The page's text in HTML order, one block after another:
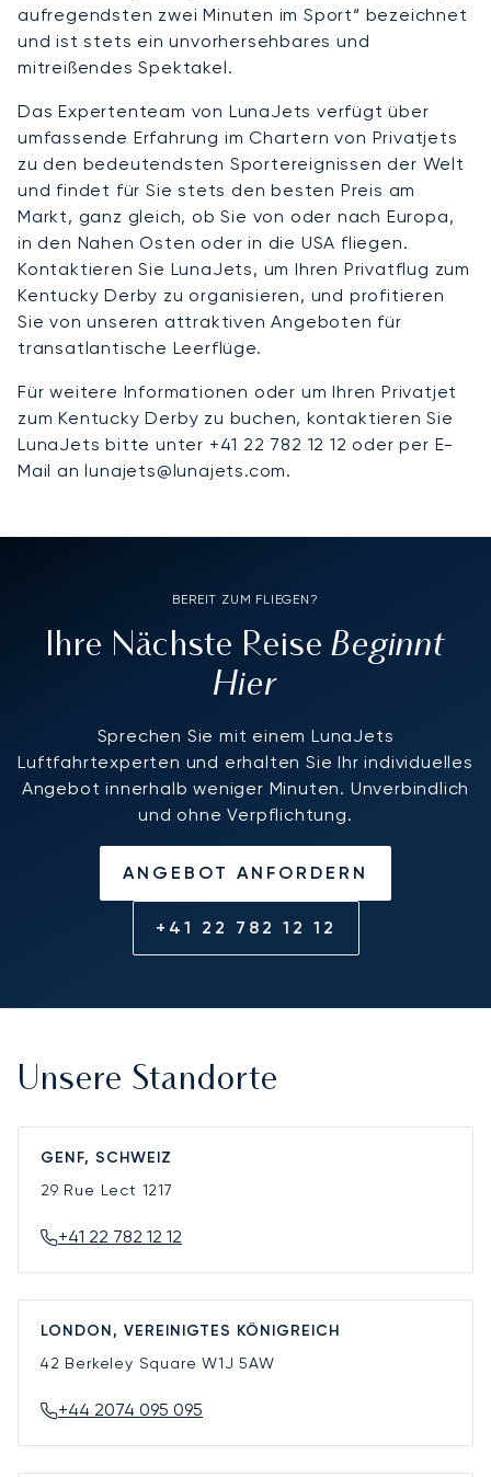
aufregendsten zwei Minuten im Sport“ bezeichnet
und ist stets ein unvorhersehbares und
mitreißendes Spektakel.
Das Expertenteam von LunaJets verfügt über
umfassende Erfahrung im Chartern von Privatjets
zu den bedeutendsten Sportereignissen der Welt
und findet für Sie stets den besten Preis am
Markt, ganz gleich, ob Sie von oder nach Europa,
in den Nahen Osten oder in die USA fliegen.
Kontaktieren Sie LunaJets, um Ihren Privatflug zum
Kentucky Derby zu organisieren, und profitieren
Sie von unseren attraktiven Angeboten für
transatlantische Leerflüge.
Für weitere Informationen oder um Ihren Privatjet
zum Kentucky Derby zu buchen, kontaktieren Sie
LunaJets bitte unter +41 22 782 12 12 oder per E-
Mail an lunajets@lunajets.com.
BEREIT ZUM FLIEGEN?
Ihre Nächste ReiseBeginnt
Hier
Sprechen Sie mit einem LunaJets
Luftfahrtexperten und erhalten Sie Ihr individuelles
Angebot innerhalb weniger Minuten. Unverbindlich
und ohne Verpflichtung.
ANGEBOT ANFORDERN
+41 22 782 12 12
Unsere Standorte
GENF, SCHWEIZ
29 Rue Lect 1217
+41 22 782 12 12
LONDON, VEREINIGTES KÖNIGREICH
42 Berkeley SquareW1J 5AW
+44 2074 095 095